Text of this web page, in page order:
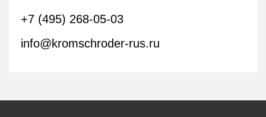
+7 (495) 268-05-03
info@kromschroder-rus.ru